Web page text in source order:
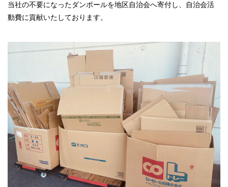
当社の不要になったダンボールを地区自治会へ寄付し、自治会活
動費に貢献いたしております。